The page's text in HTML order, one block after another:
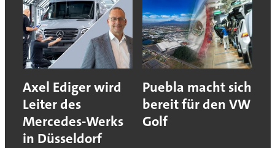
Axel Ediger wird
Leiter des
Mercedes-Werks
in Düsseldorf
Puebla macht sich
bereit für den VW
Golf